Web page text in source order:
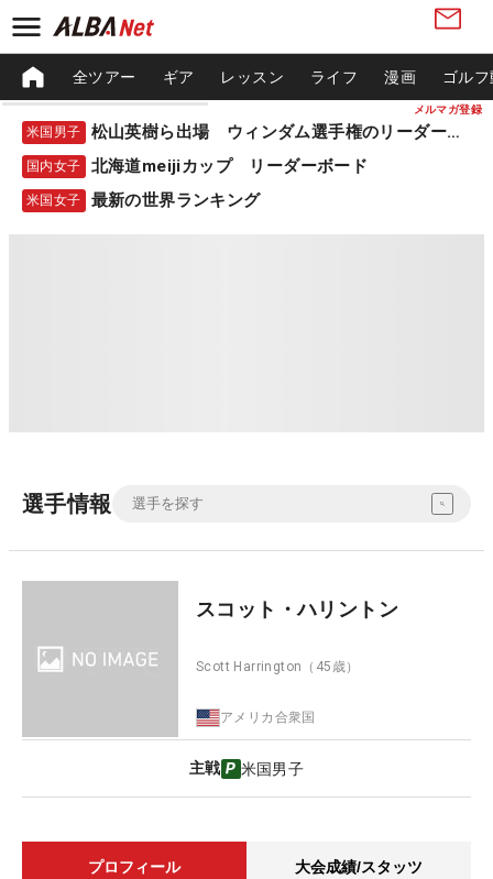
メルマガ登録
全ツアー ギア レッスン ライフ 漫画 ゴル
米国男子 松山英樹ら出場 ウィンダム選手権のリーダーボード
国内女子 北海道meijiカップ リーダーボード
米国女子 最新の世界ランキング
選手情報
スコット・ハリントン
Scott Harrington （45歳）
アメリカ合衆国
主戦 米国男子
プロフィール 大会成績/スタッツ